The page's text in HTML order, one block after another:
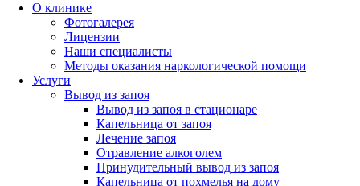
О клинике
Фотогалерея
Лицензии
Наши специалисты
Методы оказания наркологической помощи
Услуги
Вывод из запоя
Вывод из запоя в стационаре
Капельница от запоя
Лечение запоя
Отравление алкоголем
Принудительный вывод из запоя
Капельница от похмелья на дому